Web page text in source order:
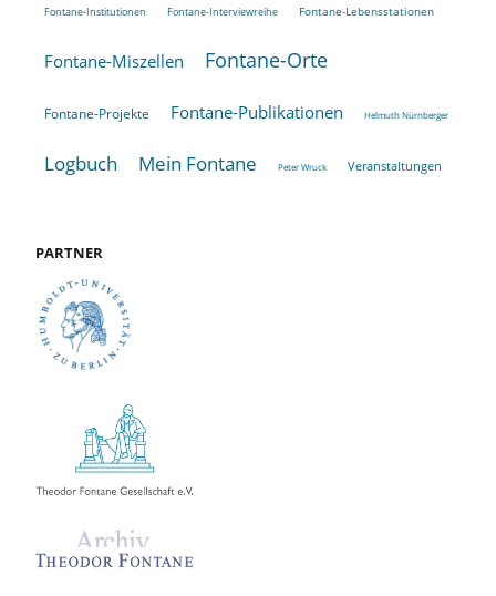
Fontane-Institutionen Fontane-Interviewreihe Fontane-Lebensstationen
Fontane-Miszellen Fontane-Orte
Fontane-Projekte Fontane-Publikationen Helmuth Nürnberger
Logbuch Mein Fontane Peter Wruck Veranstaltungen
PARTNER